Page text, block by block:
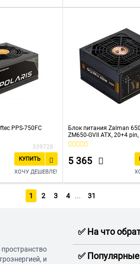
PPS-750FC
339728
КУПИТЬ
ХОЧУ ДЕШЕВЛЕ!
Блок питания Zalman
ZM650-GVII ATX, 20+4
4xSATA, Bronze
5 365
1 2 3 4 ... 31
и
✅ На что
✅